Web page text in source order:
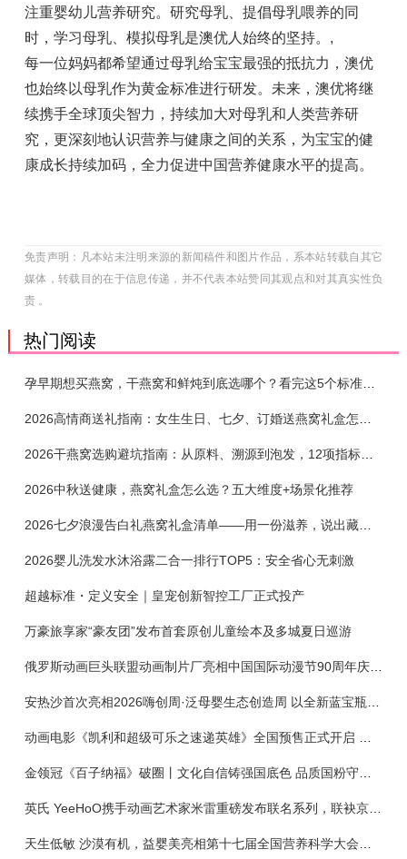
注重婴幼儿营养研究。研究母乳、提倡母乳喂养的同
时，学习母乳、模拟母乳是澳优人始终的坚持。 ,
每一位妈妈都希望通过母乳给宝宝最强的抵抗力，澳优
也始终以母乳作为黄金标准进行研发。未来，澳优将继
续携手全球顶尖智力，持续加大对母乳和人类营养研
究，更深刻地认识营养与健康之间的关系，为宝宝的健
康成长持续加码，全力促进中国营养健康水平的提高。
免责声明：凡本站未注明来源的新闻稿件和图片作品，系本站转载自其它
媒体，转载目的在于信息传递，并不代表本站赞同其观点和对其真实性负
责 。
热门阅读
孕早期想买燕窝，干燕窝和鲜炖到底选哪个？看完这5个标准再下单
2026干燕窝选购避坑指南：从原料、溯源到泡发，12项指标判断靠谱燕窝
2026中秋送健康，燕窝礼盒怎么选？五大维度+场景化推荐
2026七夕浪漫告白礼燕窝礼盒清单——用一份滋养，说出藏在心底的爱
2026婴儿洗发水沐浴露二合一排行TOP5：安全省心无刺激
超越标准・定义安全｜皇宠创新智控工厂正式投产
万豪旅享家“豪友团”发布首套原创儿童绘本及多城夏日巡游
俄罗斯动画巨头联盟动画制片厂亮相中国国际动漫节90周年庆开启中国之旅新篇章
金领冠《百子纳福》破圈丨文化自信铸强国底色 品质国粉守护新生
英氏 YeeHoO携手动画艺术家米雷重磅发布联名系列，联袂京东深化全渠道战略